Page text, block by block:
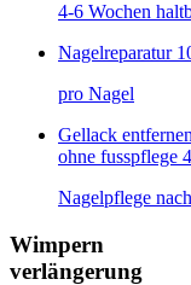
4-6 Wochen
Nagelreparatur
pro Nagel
Gellack entfernen
ohne fusspflege
Nagelpflege
Wimpern
verlängerung